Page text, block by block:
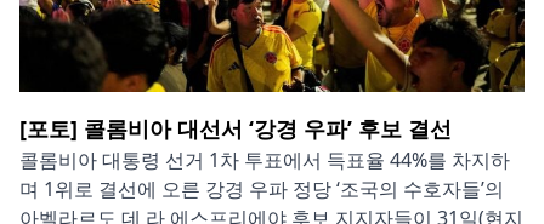
[포토] 콜롬비아 대선서 ‘강경 우파’ 후보 결선
콜롬비아 대통령 선거 1차 투표에서 득표율 44%를 차지하
며 1위로 결선에 오른 강경 우파 정당 ‘조국의 수호자들’의
아벨라르도 데 라 에스프리에야 후보 지지자들이 31일(현지